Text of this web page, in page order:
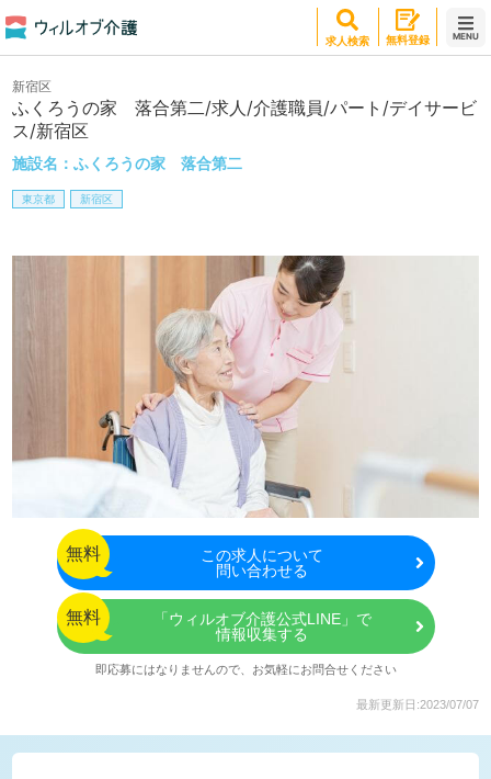
求人検索 無料登録 MENU
ふくろうの家 落合第二/求人/介護職員/パート/デイサービ
ス/新宿区
施設名：ふくろうの家 落合第二
新宿区
東京都 新宿区
無料 この求人について
問い合わせる
無料
「ウィルオブ介護公式LINE」で
情報収集する
即応募にはなりませんので、お気軽にお問合せください
最新更新日:2023/07/07